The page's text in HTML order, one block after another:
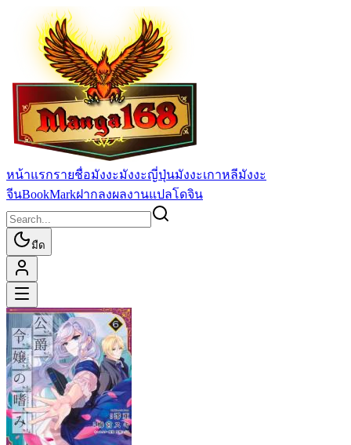
หน้าแรกรายชื่อมังงะมังงะญี่ปุ่นมังงะเกาหลีมังงะ
จีนBookMarkฝากลงผลงานแปลโดจิน
มืด